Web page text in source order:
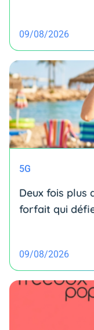
09/08/2026
5G
Deux fois plus
forfait qui
09/08/2026